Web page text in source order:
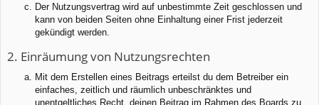
Der Nutzungsvertrag wird auf unbestimmte Zeit geschlossen und
kann von beiden Seiten ohne Einhaltung einer Frist jederzeit
gekündigt werden.
2. Einräumung von Nutzungsrechten
Mit dem Erstellen eines Beitrags erteilst du dem Betreiber ein
einfaches, zeitlich und räumlich unbeschränktes und
unentgeltliches Recht, deinen Beitrag im Rahmen des Boards zu